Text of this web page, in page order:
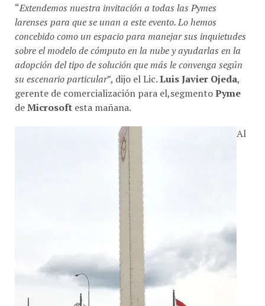
“Extendemos nuestra invitación a todas las Pymes
larenses para que se unan a este evento. Lo hemos
concebido como un espacio para manejar sus inquietudes
sobre el modelo de cómputo en la nube y ayudarlas en la
adopción del tipo de solución que más le convenga según
su escenario particular”, dijo el Lic.Luis Javier Ojeda,
gerente de comercialización para el,segmentoPyme
deMicrosoft esta mañana.
Al